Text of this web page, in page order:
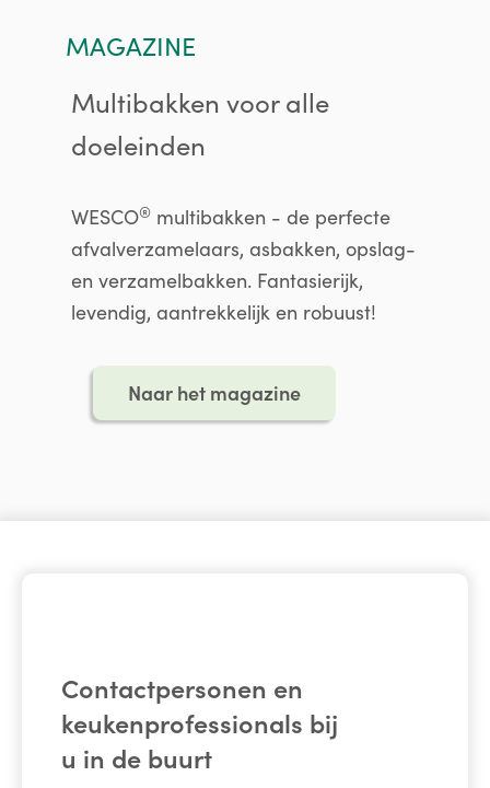
MAGAZINE
Multibakken voor alle
doeleinden
WESCO® multibakken - de perfecte
afvalverzamelaars, asbakken, opslag-
en verzamelbakken. Fantasierijk,
levendig, aantrekkelijk en robuust!
Naar het magazine
Contactpersonen en
keukenprofessionals bij
u in de buurt